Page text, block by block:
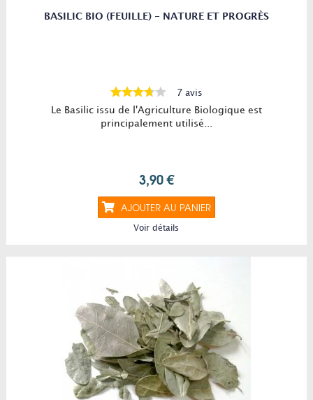
BASILIC BIO (FEUILLE) - NATURE ET PROGRÈS
7 avis
Le Basilic issu de l'Agriculture Biologique est
principalement utilisé...
3,90 €
AJOUTER AU PANIER
Voir détails